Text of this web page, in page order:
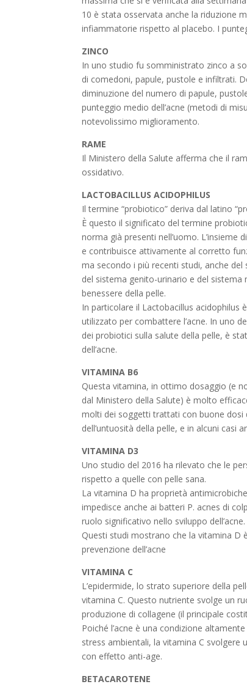
10 è stata osservata anche la riduzione
infiammatorie rispetto al placebo. I
ZINCO
In uno studio fu somministrato zinco a
di comedoni, papule, pustole e infiltrati.
diminuzione del numero di papule,
punteggio medio dell’acne (metodi di
notevolissimo miglioramento.
RAME
Il Ministero della Salute afferma che il
ossidativo.
LACTOBACILLUS ACIDOPHILUS
Il termine “probiotico” deriva dal latino
È questo il significato del termine
norma già presenti nell’uomo.
e contribuisce attivamente al corretto
ma secondo i più recenti studi, anche
del sistema genito-urinario e del
benessere della pelle.
In particolare il Lactobacillus
utilizzato per combattere l’acne. In uno
dei probiotici sulla salute della pelle, è
dell’acne.
VITAMINA B6
Questa vitamina, in ottimo dosaggio (e
dal Ministero della Salute) è molto
molti dei soggetti trattati con buone dosi
dell’untuosità della pelle, e in alcuni casi
VITAMINA D3
Uno studio del 2016 ha rilevato che le
rispetto a quelle con pelle sana.
La vitamina D ha proprietà
impedisce anche ai batteri P. acnes di
ruolo significativo nello sviluppo dell’acne.
Questi studi mostrano che la vitamina D
prevenzione dell’acne
VITAMINA C
L’epidermide, lo strato superiore della
vitamina C. Questo nutriente svolge un
produzione di collagene (il principale
Poiché l’acne è una condizione
stress ambientali, la vitamina C
con effetto anti-age.
BETACAROTENE